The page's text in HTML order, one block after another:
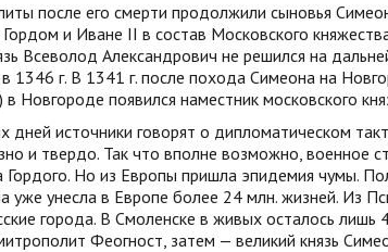
после его смерти продолжили сыновья
и Иване II в состав Московского
Всеволод Александрович не решился на
1346 г. В 1341 г. после похода Симеона на
Новгороде появился наместник московского
источники говорят о дипломатическом
и твердо. Так что вполне возможно, военное
Но из Европы пришла эпидемия чумы.
уже унесла в Европе более 24 млн. жизней. Из
города. В Смоленске в живых осталось
Феогност, затем — великий князь